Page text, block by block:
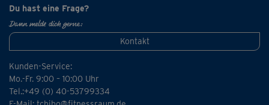
Hinweis: Der Kurs ist Teil des Programms „Gesund in
Bewegung“, das sich besonders für Neu- und
Wiedereinsteiger nach längerer Sportpause, Verletzung
oder bei Rückenschmerzen eignet.
Du hast eine Frage?
Dann melde dich gerne:
Kontakt
Kunden-Service:
Mo.-Fr. 9:00 – 10:00 Uhr
Tel.:+49 (0) 40-53799334